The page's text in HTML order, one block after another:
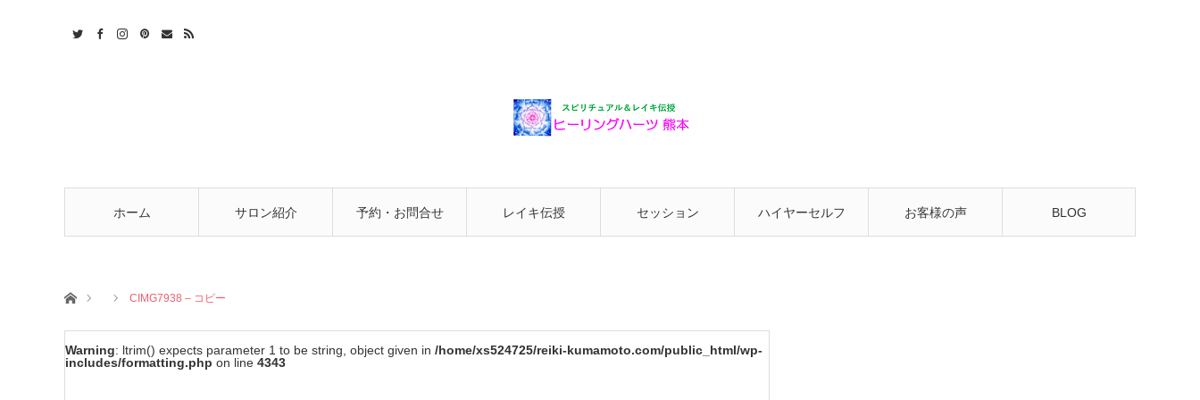
ホーム サロン紹介 予約・お問合せ レイキ伝授 セッション ハイヤーセルフ お客様の声 BLOG
ホーム CIMG7938 – コピー
Warning: ltrim() expects parameter 1 to be string, object given in /home/xs524725/reiki-kumamoto.com/public_html/wp-
includes/formatting.php on line 4343